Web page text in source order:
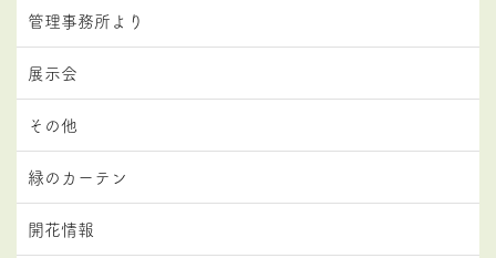
管理事務所より
展示会
その他
緑のカーテン
開花情報